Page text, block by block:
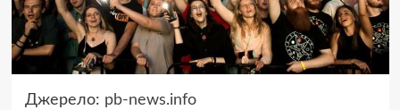
Джерело: pb-news.info